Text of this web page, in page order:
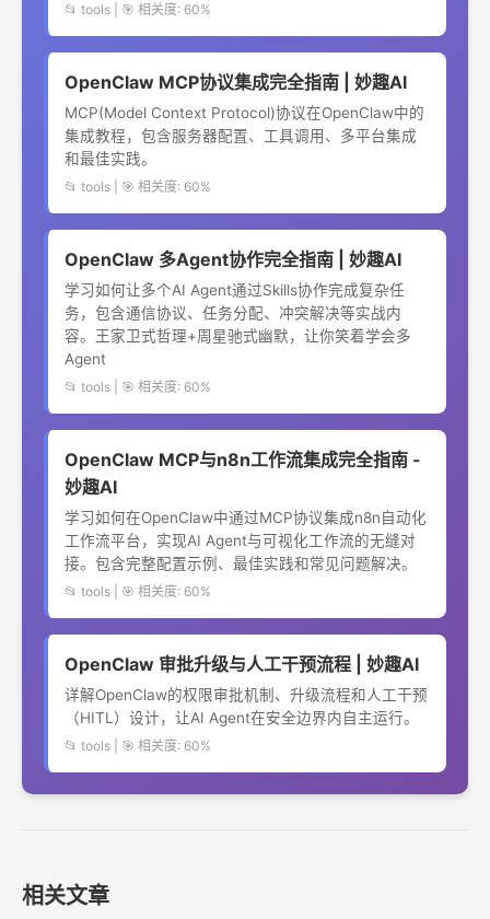
📂 tools | 🎯 相关度: 60%
OpenClaw MCP协议集成完全指南 | 妙趣AI
MCP(Model Context Protocol)协议在OpenClaw中的
集成教程，包含服务器配置、工具调用、多平台集成
和最佳实践。
📂 tools | 🎯 相关度: 60%
OpenClaw 多Agent协作完全指南 | 妙趣AI
学习如何让多个AI Agent通过Skills协作完成复杂任
务，包含通信协议、任务分配、冲突解决等实战内
容。王家卫式哲理+周星驰式幽默，让你笑着学会多
Agent
📂 tools | 🎯 相关度: 60%
OpenClaw MCP与n8n工作流集成完全指南 -
妙趣AI
学习如何在OpenClaw中通过MCP协议集成n8n自动化
工作流平台，实现AI Agent与可视化工作流的无缝对
接。包含完整配置示例、最佳实践和常见问题解决。
📂 tools | 🎯 相关度: 60%
OpenClaw 审批升级与人工干预流程 | 妙趣AI
详解OpenClaw的权限审批机制、升级流程和人工干预
（HITL）设计，让AI Agent在安全边界内自主运行。
📂 tools | 🎯 相关度: 60%
相关文章